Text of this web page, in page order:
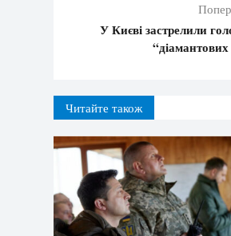
У Києві застрелили
Читайте також